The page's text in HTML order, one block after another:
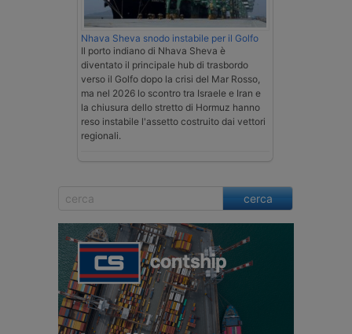
Nhava Sheva snodo instabile per il Golfo
Il porto indiano di Nhava Sheva è
diventato il principale hub di trasbordo
verso il Golfo dopo la crisi del Mar Rosso,
ma nel 2026 lo scontro tra Israele e Iran e
la chiusura dello stretto di Hormuz hanno
reso instabile l'assetto costruito dai vettori
regionali.
cerca